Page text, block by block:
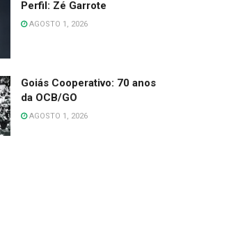
Perfil: Zé Garrote
AGOSTO 1, 2026
Goiás Cooperativo: 70 anos
da OCB/GO
AGOSTO 1, 2026